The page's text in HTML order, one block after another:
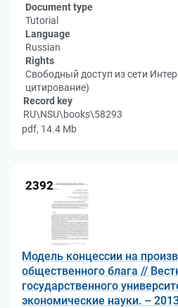
Document type
Tutorial
Language
Russian
Rights
Свободный доступ из сети
цитирование)
Record key
RU\NSU\books\58293
pdf, 14.4 Mb
2392
Модель концессии на
общественного блага //
государственного
экономические науки. –